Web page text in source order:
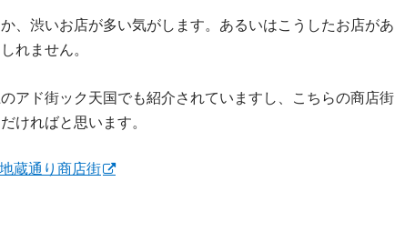
、渋いお店が多い気がします。あるいはこうしたお店があ
れません。
アド街ック天国でも紹介されていますし、こちらの商店街
ければと思います。
蔵通り商店街